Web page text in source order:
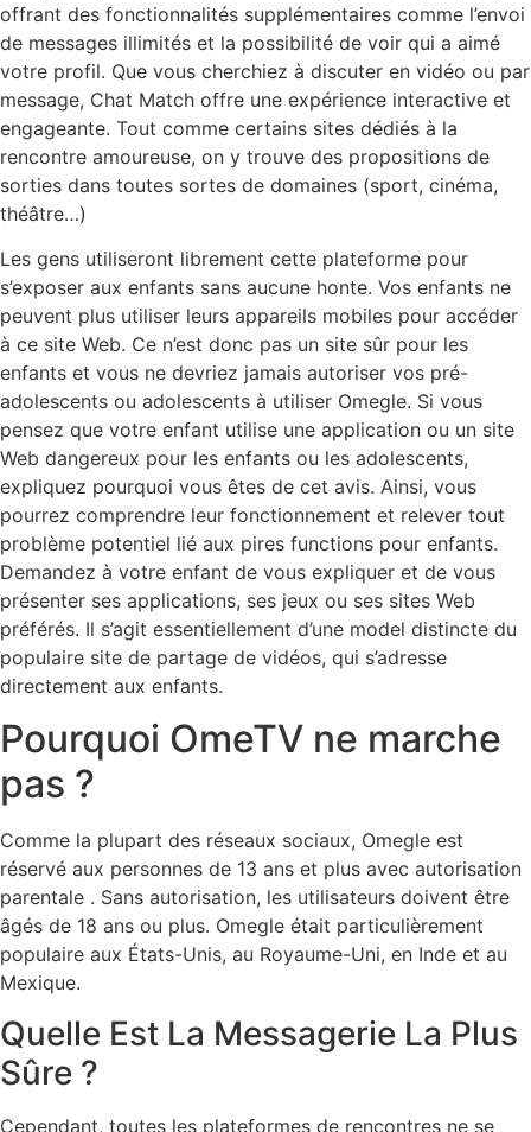
offrant des fonctionnalités supplémentaires comme l’envoi
de messages illimités et la possibilité de voir qui a aimé
votre profil. Que vous cherchiez à discuter en vidéo ou par
message, Chat Match offre une expérience interactive et
engageante. Tout comme certains sites dédiés à la
rencontre amoureuse, on y trouve des propositions de
sorties dans toutes sortes de domaines (sport, cinéma,
théâtre…)
Les gens utiliseront librement cette plateforme pour
s’exposer aux enfants sans aucune honte. Vos enfants ne
peuvent plus utiliser leurs appareils mobiles pour accéder
à ce site Web. Ce n’est donc pas un site sûr pour les
enfants et vous ne devriez jamais autoriser vos pré-
adolescents ou adolescents à utiliser Omegle. Si vous
pensez que votre enfant utilise une application ou un site
Web dangereux pour les enfants ou les adolescents,
expliquez pourquoi vous êtes de cet avis. Ainsi, vous
pourrez comprendre leur fonctionnement et relever tout
problème potentiel lié aux pires functions pour enfants.
Demandez à votre enfant de vous expliquer et de vous
présenter ses applications, ses jeux ou ses sites Web
préférés. Il s’agit essentiellement d’une model distincte du
populaire site de partage de vidéos, qui s’adresse
directement aux enfants.
Pourquoi OmeTV ne marche
pas ?
Comme la plupart des réseaux sociaux, Omegle est
réservé aux personnes de 13 ans et plus avec autorisation
parentale . Sans autorisation, les utilisateurs doivent être
âgés de 18 ans ou plus. Omegle était particulièrement
populaire aux États-Unis, au Royaume-Uni, en Inde et au
Mexique.
Quelle Est La Messagerie La Plus
Sûre ?
Cependant, toutes les plateformes de rencontres ne se